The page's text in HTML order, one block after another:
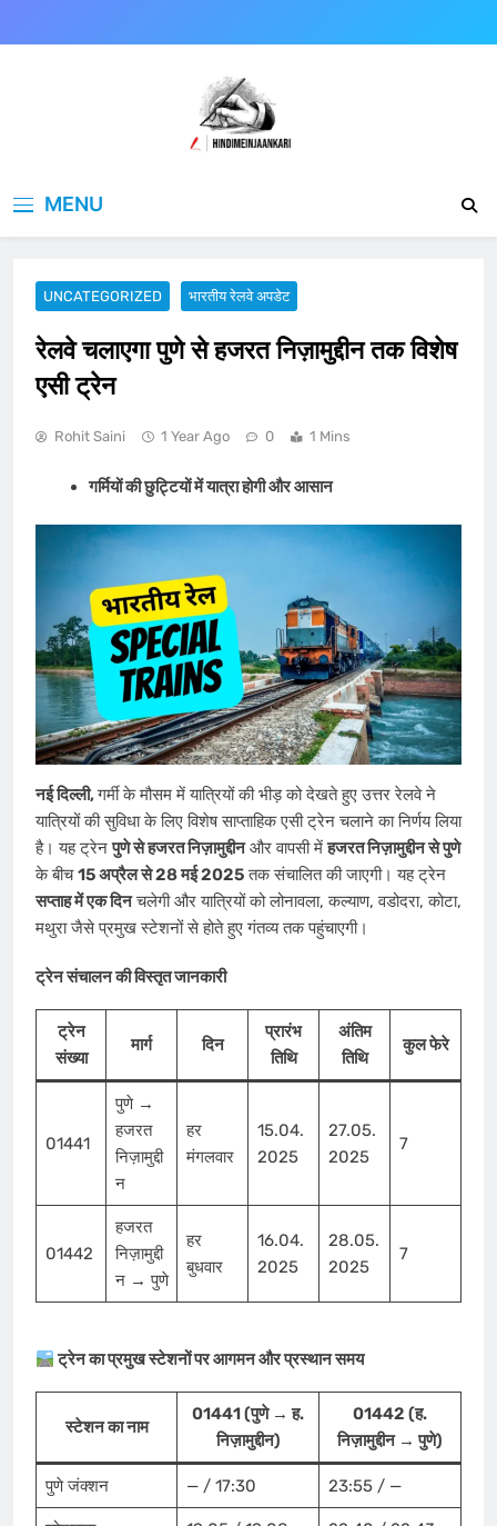
to
MENU
UNCATEGORIZED भारतीय रेलवे अपडेट
रेलवे चलाएगा पुणे से हजरत निज़ामुद्दीन तक विशेष
एसी ट्रेन
Rohit Saini 1 Year Ago 0 1 Mins
गर्मियों की छुट्टियों में यात्रा होगी और आसान
नई दिल्ली,गर्मी के मौसम में यात्रियों की भीड़ को देखते हुए उत्तर रेलवे ने
यात्रियों की सुविधा के लिए विशेष साप्ताहिक एसी ट्रेन चलाने का निर्णय लिया
है। यह ट्रेनपुणे से हजरत निज़ामुद्दीनऔर वापसी मेंहजरत निज़ामुद्दीन से पुणे
के बीच15 अप्रैल से 28 मई 2025तक संचालित की जाएगी। यह ट्रेन
सप्ताह में एक दिनचलेगी और यात्रियों को लोनावला, कल्याण, वडोदरा, कोटा,
मथुरा जैसे प्रमुख स्टेशनों से होते हुए गंतव्य तक पहुंचाएगी।
ट्रेन संचालन की विस्तृत जानकारी
ट्रेन
संख्या
मार्ग दिन
प्रारंभ
तिथि
अंतिम
तिथि
कुल फेरे
01441
पुणे →
हजरत
निज़ामुद्दी
न
हर
मंगलवार
15.04.
2025
27.05.
2025
7
01442
हजरत
निज़ामुद्दी
न → पुणे
हर
बुधवार
16.04.
2025
28.05.
2025
7
ट्रेन का प्रमुख स्टेशनों पर आगमन और प्रस्थान समय
स्टेशन का नाम
01441 (पुणे → ह.
निज़ामुद्दीन)
01442 (ह.
निज़ामुद्दीन → पुणे)
पुणे जंक्शन — / 17:30 23:55 / —